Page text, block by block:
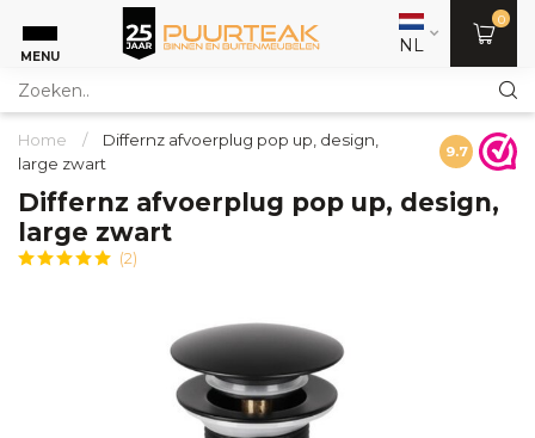
MENU NL
0
Home /
Differnz afvoerplug pop up, design,
large zwart
9.7
Differnz afvoerplug pop up, design,
large zwart
(2)